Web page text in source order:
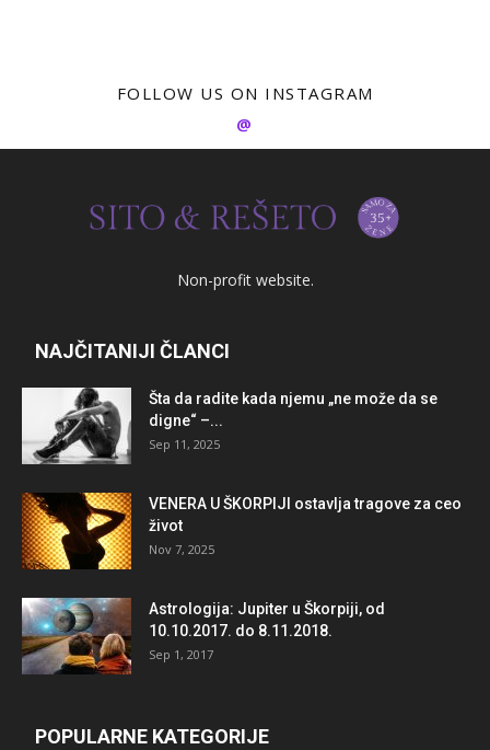
FOLLOW US ON INSTAGRAM
@
Non-profit website.
NAJČITANIJI ČLANCI
Šta da radite kada njemu „ne može da se
digne“ –...
Sep 11, 2025
VENERA U ŠKORPIJI ostavlja tragove za ceo
život
Nov 7, 2025
Astrologija: Jupiter u Škorpiji, od
10.10.2017. do 8.11.2018.
Sep 1, 2017
POPULARNE KATEGORIJE